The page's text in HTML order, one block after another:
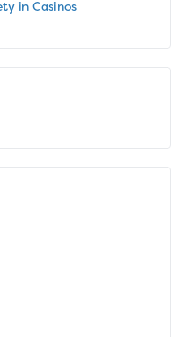
in Casinos